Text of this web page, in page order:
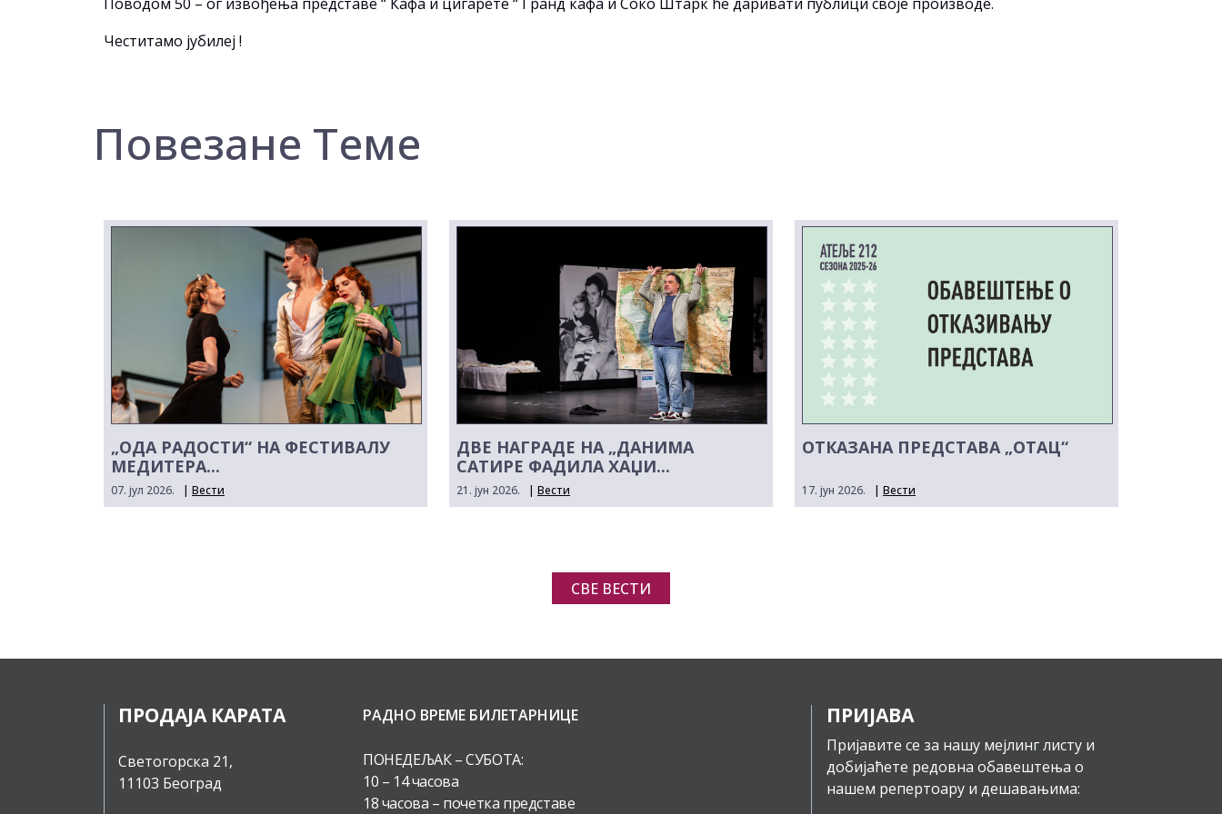
Честитамо јубилеј !
Повезане Теме
„ОДА РАДОСТИ“ НА ФЕСТИВАЛУ
МЕДИТЕРА...
07. јул 2026. | Вести
ДВЕ НАГРАДЕ НА „ДАНИМА
САТИРЕ ФАДИЛА ХАЏИ...
21. јун 2026. | Вести
ОТКАЗАНА ПРЕДСТАВА „ОТАЦ“
17. јун 2026. | Вести
СВЕ ВЕСТИ
ПРОДАЈА КАРАТА
Светогорска 21,
11103 Београд
РАДНО ВРЕМЕ БИЛЕТАРНИЦЕ
ПОНЕДЕЉАК – СУБОТА:
10 – 14 часова
18 часова – почетка представе
ПРИЈАВА
Пријавите се за нашу мејлинг листу и
добијаћете редовна обавештења о
нашем репертоару и дешавањима: